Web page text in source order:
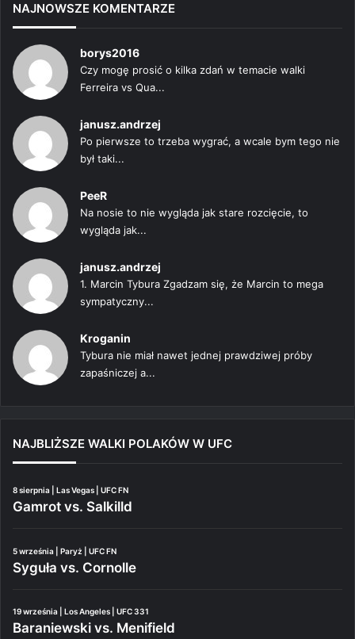
NAJNOWSZE KOMENTARZE
borys2016
Czy mogę prosić o kilka zdań w temacie walki
Ferreira vs Qua...
janusz.andrzej
Po pierwsze to trzeba wygrać, a wcale bym tego nie
był taki...
PeeR
Na nosie to nie wygląda jak stare rozcięcie, to
wygląda jak...
janusz.andrzej
1. Marcin Tybura Zgadzam się, że Marcin to mega
sympatyczny...
Kroganin
Tybura nie miał nawet jednej prawdziwej próby
zapaśniczej a...
NAJBLIŻSZE WALKI POLAKÓW W UFC
8 sierpnia | Las Vegas | UFC FN
Gamrot vs. Salkilld
5 września | Paryż | UFC FN
Syguła vs. Cornolle
19 września | Los Angeles | UFC 331
Baraniewski vs. Menifield